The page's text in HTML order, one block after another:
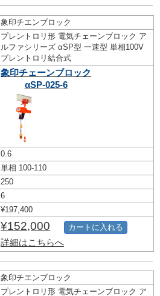
象印チエンブロック
プレントロリ形 電気チェーンブロック ア
ルファシリーズ αSP型 一速型 単相100V
プレントロリ結合式
象印チェーンブロック
αSP-025-6
0.6
単相 100-110
250
6
¥197,400
¥152,000
詳細はこちらへ
カートに入れる
象印チエンブロック
プレントロリ形 電気チェーンブロック ア